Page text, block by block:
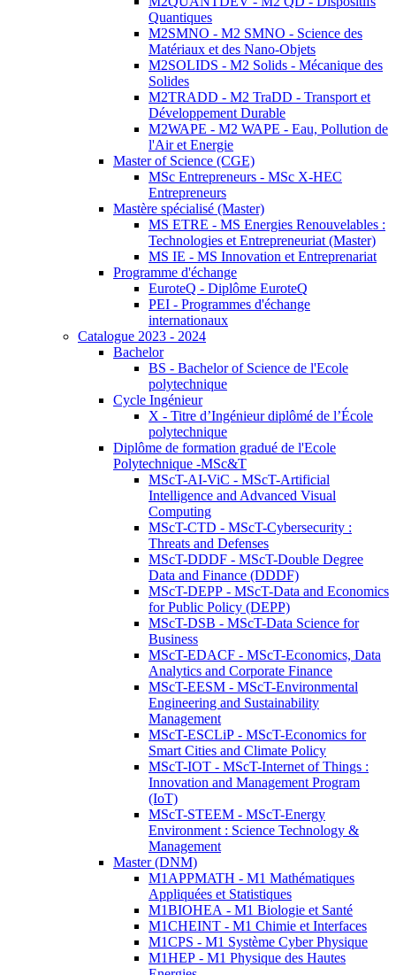
Quantiques
M2SMNO - M2 SMNO - Science des
Matériaux et des Nano-Objets
M2SOLIDS - M2 Solids - Mécanique des
Solides
M2TRADD - M2 TraDD - Transport et
Développement Durable
M2WAPE - M2 WAPE - Eau, Pollution de
l'Air et Energie
Master of Science (CGE)
MSc Entrepreneurs - MSc X-HEC
Entrepreneurs
Mastère spécialisé (Master)
MS ETRE - MS Energies Renouvelables :
Technologies et Entrepreneuriat (Master)
MS IE - MS Innovation et Entreprenariat
Programme d'échange
EuroteQ - Diplôme EuroteQ
PEI - Programmes d'échange
internationaux
Catalogue 2023 - 2024
Bachelor
BS - Bachelor of Science de l'Ecole
polytechnique
Cycle Ingénieur
X - Titre d’Ingénieur diplômé de l’École
polytechnique
Diplôme de formation gradué de l'Ecole
Polytechnique -MSc&T
MScT-AI-ViC - MScT-Artificial
Intelligence and Advanced Visual
Computing
MScT-CTD - MScT-Cybersecurity :
Threats and Defenses
MScT-DDDF - MScT-Double Degree
Data and Finance (DDDF)
MScT-DEPP - MScT-Data and Economics
for Public Policy (DEPP)
MScT-DSB - MScT-Data Science for
Business
MScT-EDACF - MScT-Economics, Data
Analytics and Corporate Finance
MScT-EESM - MScT-Environmental
Engineering and Sustainability
Management
MScT-ESCLiP - MScT-Economics for
Smart Cities and Climate Policy
MScT-IOT - MScT-Internet of Things :
Innovation and Management Program
(IoT)
MScT-STEEM - MScT-Energy
Environment : Science Technology &
Management
Master (DNM)
M1APPMATH - M1 Mathématiques
Appliquées et Statistiques
M1BIOHEA - M1 Biologie et Santé
M1CHEINT - M1 Chimie et Interfaces
M1CPS - M1 Système Cyber Physique
M1HEP - M1 Physique des Hautes